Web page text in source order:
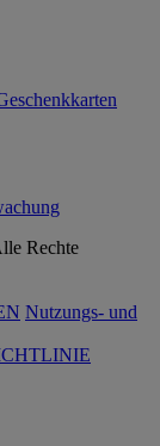
Rechte
Nutzungs- und